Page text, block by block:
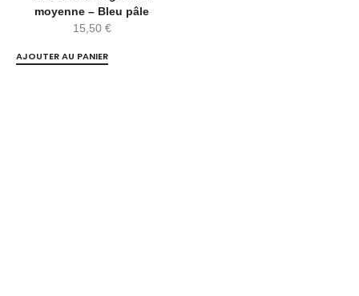
moyenne – Bleu pâle
15,50 €
AJOUTER AU PANIER